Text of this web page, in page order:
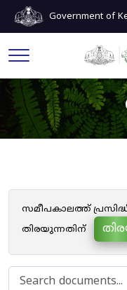
Government of
സമീപകാലത്ത്
തിരയുന്നതിന്